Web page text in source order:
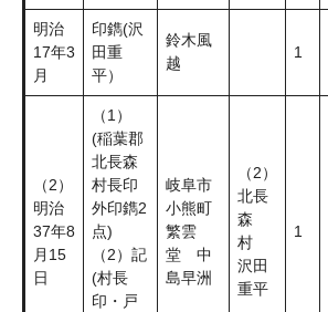
明治
17年3
月
印鐫(沢
田重
平）
鈴木風
越
1
（2）
明治
37年8
月15
日
（1）
(稲葉郡
北長森
村長印
外印鐫2
点)
（2）記
(村長
印・戸
岐阜市
小熊町
繁雲
堂 中
島早洲
（2）
北長
森
村
沢田
重平
1